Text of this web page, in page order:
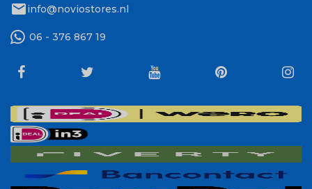
mailinfo@noviostores.nl
06 - 376 867 19